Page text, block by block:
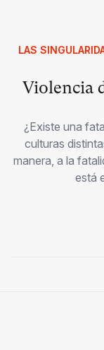
LAS
Violencia
¿Existe una
culturas
manera, a la
está